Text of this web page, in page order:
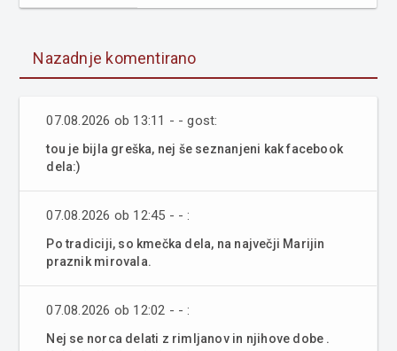
Nazadnje komentirano
07.08.2026 ob 13:11 - - gost:
tou je bijla greška, nej še seznanjeni kak facebook
dela:)
07.08.2026 ob 12:45 - - :
Po tradiciji, so kmečka dela, na največji Marijin
praznik mirovala.
07.08.2026 ob 12:02 - - :
Nej se norca delati z rimljanov in njihove dobe .